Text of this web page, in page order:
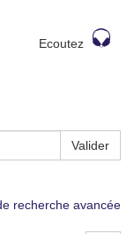
Ecoutez
Valider
recherche avancée